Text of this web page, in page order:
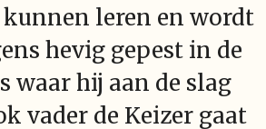
kunnen leren en wordt
hevig gepest in de
waar hij aan de slag
vader de Keizer gaat